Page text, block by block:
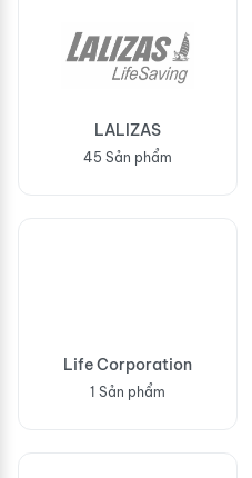
LALIZAS
45 Sản phẩm
Life Corporation
1 Sản phẩm